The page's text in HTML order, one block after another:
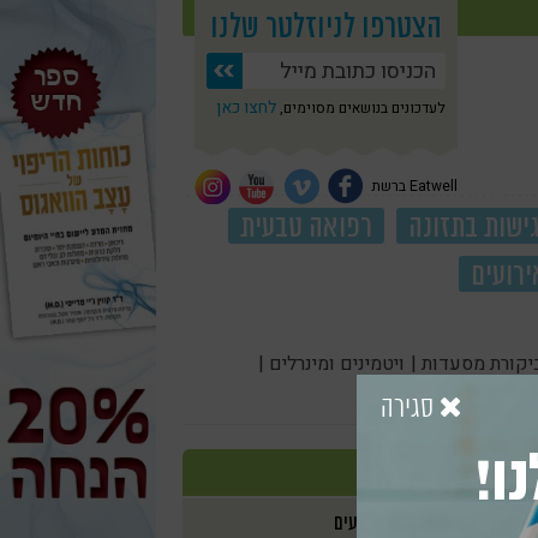
הצטרפו לניוזלטר שלנו
לעדכונים בנושאים מסוימים, לחצו כאן
Eatwell ברשת
גישות בתזונה
רפואה טבעית
מסעדות | ויטמינים ומינרלים |
אירועים
סגירה